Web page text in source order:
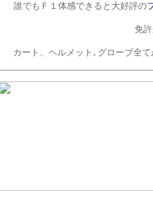
誰でもＦ１体感できると大好評の
免
カート、ヘルメット､グローブ全